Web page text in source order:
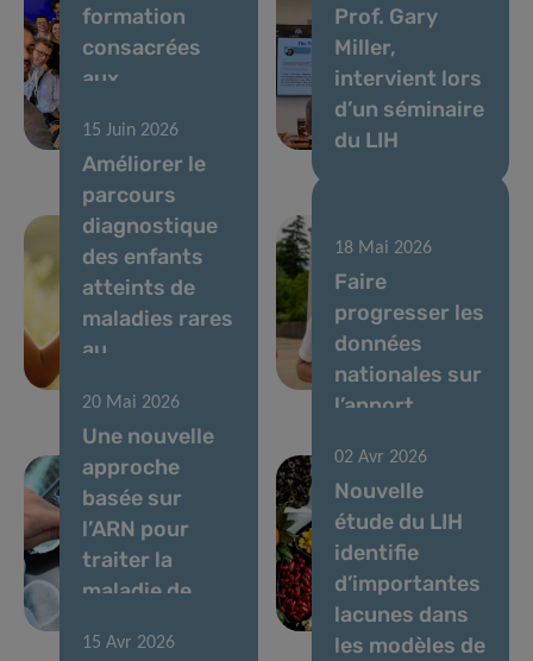
formation
consacrées
aux
vocaux
Prof. Gary
Miller,
intervient lors
d’un séminaire
du LIH
15 Juin 2026
Améliorer le
parcours
diagnostique
des enfants
atteints de
maladies rares
au
Courir pour
soutenir la
recherche
contre le
cancer
20 Mai 2026
Une nouvelle
approche
basée sur
l’ARN pour
traiter la
maladie de
18 Mai 2026
Faire
progresser les
données
nationales sur
l’apport
l’évaluation
des risques
chimiques et
nutritionnels
au
Luxembourg
15 Avr 2026
02 Avr 2026
Nouvelle
étude du LIH
identifie
d’importantes
lacunes dans
les modèles de